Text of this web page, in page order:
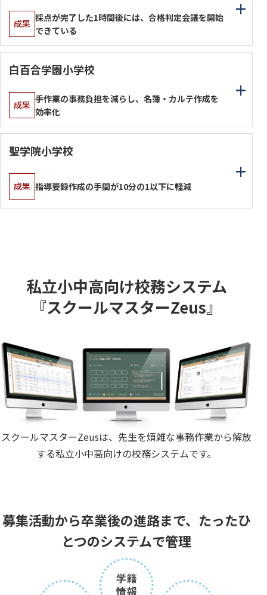
成果
採点が完了した1時間後には、合格判定会議を開始
できている
白百合学園小学校
成果
手作業の事務負担を減らし、名簿・カルテ作成を
効率化
聖学院小学校
成果 指導要録作成の手間が10分の1以下に軽減
私立小中高向け校務システム
『スクールマスターZeus』
スクールマスターZeusは、先生を煩雑な事務作業から解放
する私立小中高向けの校務システムです。
募集活動から卒業後の進路まで、たったひ
とつのシステムで管理